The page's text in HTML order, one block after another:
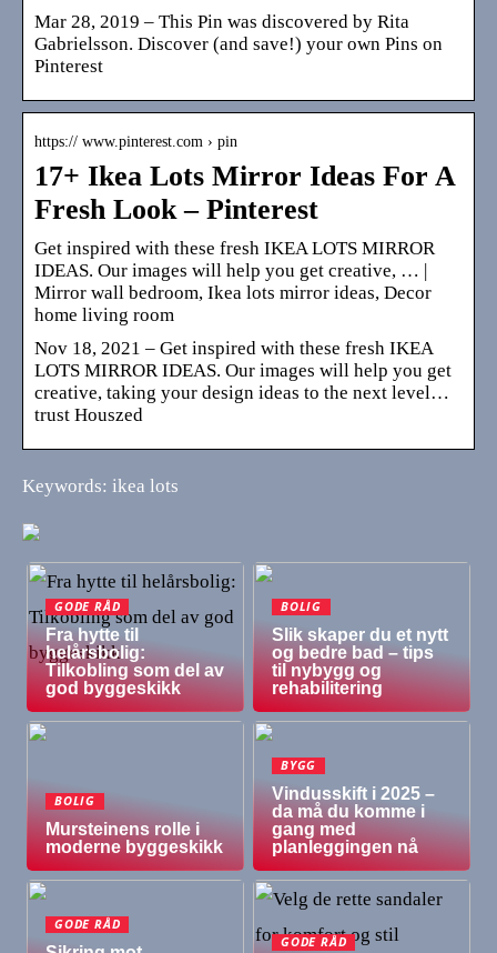
Mar 28, 2019 – This Pin was discovered by Rita
Gabrielsson. Discover (and save!) your own Pins on
Pinterest
https:// www.pinterest.com › pin
17+ Ikea Lots Mirror Ideas For A
Fresh Look – Pinterest
Get inspired with these fresh IKEA LOTS MIRROR
IDEAS. Our images will help you get creative, … |
Mirror wall bedroom, Ikea lots mirror ideas, Decor
home living room
Nov 18, 2021 – Get inspired with these fresh IKEA
LOTS MIRROR IDEAS. Our images will help you get
creative, taking your design ideas to the next level…
trust Houszed
Keywords: ikea lots
GODE RÅD
Fra hytte til
helårsbolig:
Tilkobling som del av
god byggeskikk
BOLIG
Slik skaper du et nytt
og bedre bad – tips
til nybygg og
rehabilitering
BOLIG
Mursteinens rolle i
moderne byggeskikk
BYGG
Vindusskift i 2025 –
da må du komme i
gang med
planleggingen nå
GODE RÅD
GODE RÅD